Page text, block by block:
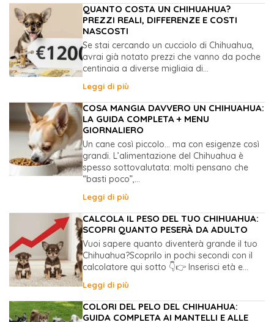
QUANTO COSTA UN CHIHUAHUA?
PREZZI REALI, DIFFERENZE E COSTI
NASCOSTI
Se stai cercando un cucciolo di Chihuahua,
avrai già notato prezzi che vanno da poche
centinaia a diverse migliaia di...
Leggi di più
COSA MANGIA DAVVERO UN CHIHUAHUA:
LA GUIDA COMPLETA + MENU
GIORNALIERO
Un cane così piccolo… ma con esigenze così
grandi. L’alimentazione del Chihuahua è
spesso sottovalutata: molti pensano che
“basti poco”,...
Leggi di più
CALCOLA IL PESO DEL TUO CHIHUAHUA:
SCOPRI QUANTO PESERÀ DA ADULTO
Vuoi sapere quanto diventerà grande il tuo
Chihuahua?Scoprilo in pochi secondi con il
calcolatore qui sotto 👇👉 Inserisci età e...
Leggi di più
COLORI DEL PELO DEL CHIHUAHUA:
GUIDA COMPLETA AI MANTELLI E ALLE